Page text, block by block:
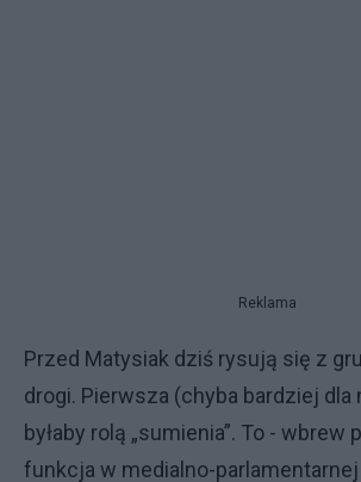
Reklama
Przed Matysiak dziś rysują się z
drogi. Pierwsza (chyba bardziej dla
byłaby rolą „sumienia”. To -
funkcja w medialno-